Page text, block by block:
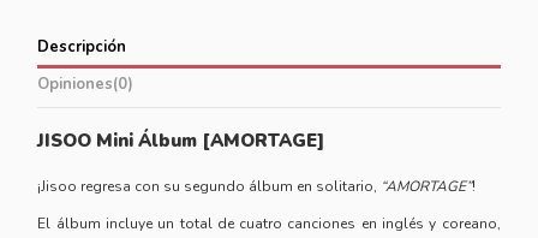
Descripción
Opiniones(0)
JISOO Mini Álbum [AMORTAGE]
¡Jisoo regresa con su segundo álbum en solitario, “AMORTAGE”!
El álbum incluye un total de cuatro canciones en inglés y coreano,